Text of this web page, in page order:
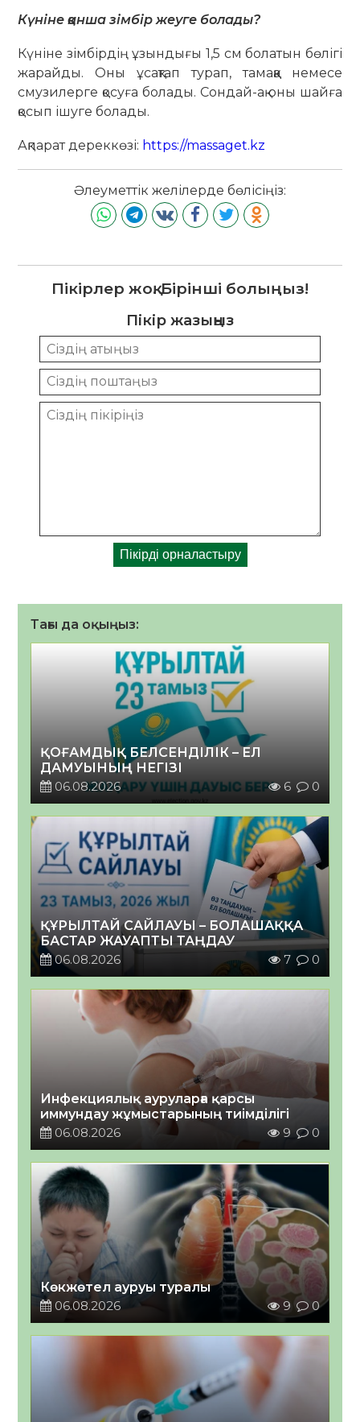
Күніне қанша зімбір жеуге болады?
Күніне зімбірдің ұзындығы 1,5 см болатын бөлігі
жарайды. Оны ұсақтап турап, тамаққа немесе
смузилерге қосуға болады. Сондай-ақ оны шайға
қосып ішуге болады.
Ақпарат дереккөзі: https://massaget.kz
Әлеуметтік желілерде бөлісіңіз:
Пікірлер жоқ. Бірінші болыңыз!
Пікір жазыңыз
Тағы да оқыңыз:
ҚОҒАМДЫҚ БЕЛСЕНДІЛІК – ЕЛ
ДАМУЫНЫҢ НЕГІЗІ
06.08.2026
6 0
ҚҰРЫЛТАЙ САЙЛАУЫ – БОЛАШАҚҚА
БАСТАР ЖАУАПТЫ ТАҢДАУ
06.08.2026
7 0
Инфекциялық ауруларға қарсы
иммундау жұмыстарының тиімділігі
06.08.2026
9 0
Көкжөтел ауруы туралы
06.08.2026
9 0